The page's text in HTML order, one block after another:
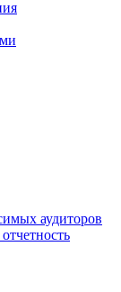
аудиторов